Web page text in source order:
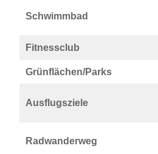
Schwimmbad
Fitnessclub
Grünflächen/Parks
Ausflugsziele
Radwanderweg